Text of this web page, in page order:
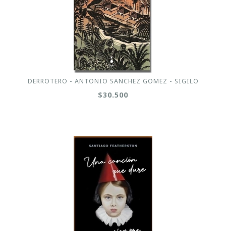
DERROTERO - ANTONIO SANCHEZ GOMEZ - SIGILO
$30.500